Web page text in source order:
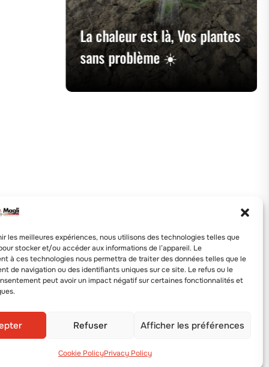
les meilleures expériences, nous utilisons des technologies telles que
stocker et/ou accéder aux informations de l’appareil. Le
à ces technologies nous permettra de traiter des données telles que le
de navigation ou des identifiants uniques sur ce site. Le refus ou le
peut avoir un impact négatif sur certaines fonctionnalités et
Refuser Afficher les préférences
Cookie PolicyPrivacy Policy
La chaleur est là, Vos plantes
sans problème ☀️